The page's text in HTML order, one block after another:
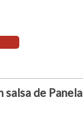
salsa de Panela